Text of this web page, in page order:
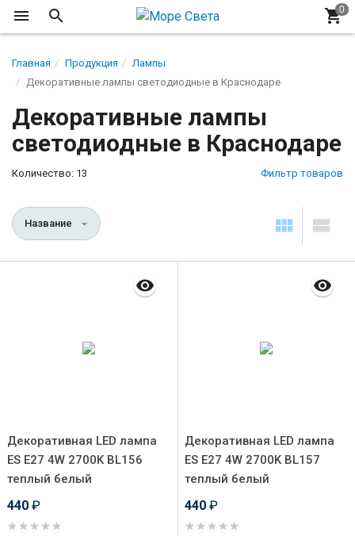
Главная Продукция
Лампы
Декоративные лампы светодиодные в Краснодаре
Декоративные лампы
светодиодные в Краснодаре
Количество: 13 Фильтр товаров
Название
Декоративная LED лампа
ES E27 4W 2700K BL156
теплый белый
440 ₽
Декоративная LED лампа
ES E27 4W 2700K BL157
теплый белый
440 ₽